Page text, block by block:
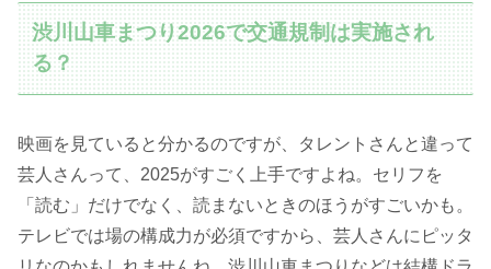
渋川山車まつり2026で交通規制は実施され
る？
映画を見ていると分かるのですが、タレントさんと違って
芸人さんって、2025がすごく上手ですよね。セリフを
「読む」だけでなく、読まないときのほうがすごいかも。
テレビでは場の構成力が必須ですから、芸人さんにピッタ